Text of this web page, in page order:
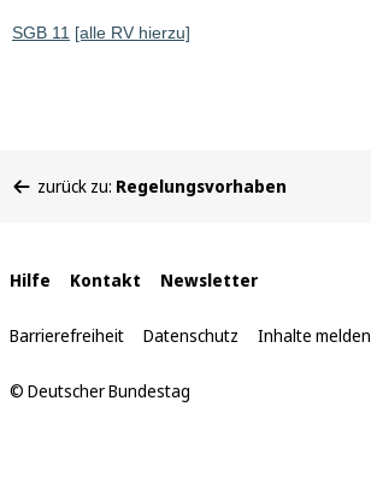
SGB 11 [alle RV hierzu]
befinden
zurück zu: Regelungsvorhaben
Interne
Links
Hilfe Kontakt Newsletter
Barrierefreiheit Datenschutz Inhalte melden
© Deutscher Bundestag